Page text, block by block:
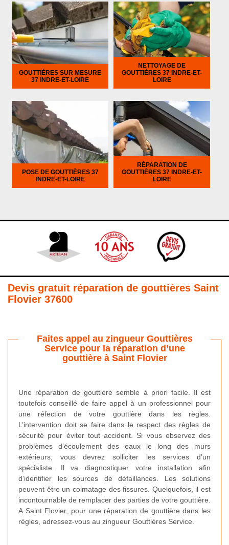
GOUTTIÈRES SUR MESURE
37 INDRE-ET-LOIRE
NETTOYAGE DE
GOUTTIÈRES 37 INDRE-ET-
LOIRE
POSE DE GOUTTIÈRES 37
INDRE-ET-LOIRE
RÉPARATION DE
GOUTTIÈRES 37 INDRE-ET-
LOIRE
Devis gratuit réparation de gouttières Saint
Flovier 37600
Faites appel au zingueur Gouttières
Service pour la réparation d’une
gouttière à Saint Flovier
Une réparation de gouttière semble à priori facile. Il est
toutefois conseillé de faire appel à un professionnel pour
une réfection de votre gouttière dans les règles.
L’intervention doit se faire dans le respect des règles de
sécurité pour éviter tout accident. Si vous observez des
problèmes d’écoulement des eaux le long des murs
extérieurs, vous devrez solliciter les services d’un
spécialiste. Il va diagnostiquer votre installation afin
d’identifier les sources de défaillances. Les solutions
peuvent être un colmatage des fissures. Quelquefois, il est
incontournable de remplacer des parties de votre gouttière.
A Saint Flovier, pour une réparation de gouttière dans les
règles, adressez-vous au zingueur Gouttières Service.